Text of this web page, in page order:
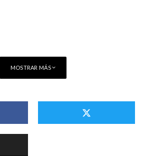
MOSTRAR MÁS